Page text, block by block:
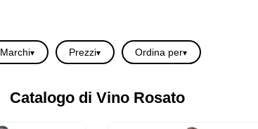
Marchi Prezzi Ordina per
Catalogo di Vino Rosato